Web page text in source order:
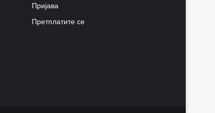
Пријава
Претплатите се